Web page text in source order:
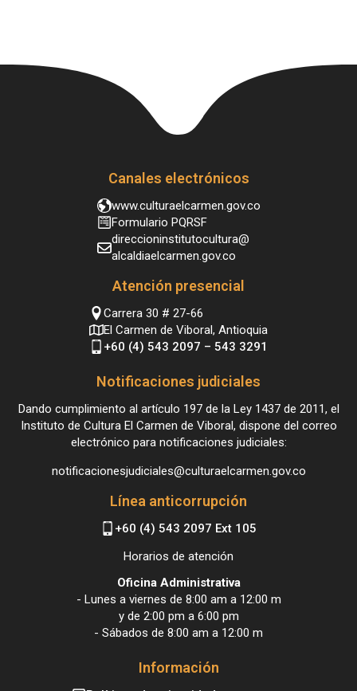
Canales electrónicos
www.culturaelcarmen.gov.co
Formulario PQRSF
direccioninstitutocultura@
alcaldiaelcarmen.gov.co
Atención presencial
Carrera 30 # 27-66
El Carmen de Viboral, Antioquia
+60 (4) 543 2097 – 543 3291
Notificaciones judiciales
Dando cumplimiento al artículo 197 de la Ley 1437 de 2011, el
Instituto de Cultura El Carmen de Viboral, dispone del correo
electrónico para notificaciones judiciales:
notificacionesjudiciales@culturaelcarmen.gov.co
Línea anticorrupción
+60 (4) 543 2097 Ext 105
Horarios de atención
Oficina Administrativa
- Lunes a viernes de 8:00 am a 12:00 m
y de 2:00 pm a 6:00 pm
- Sábados de 8:00 am a 12:00 m
Información